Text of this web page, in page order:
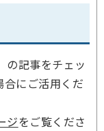
の記事をチェッ
合にご活用くだ
ジをご覧くださ